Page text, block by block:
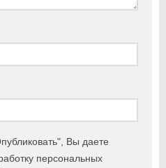
Вы даете
персональных